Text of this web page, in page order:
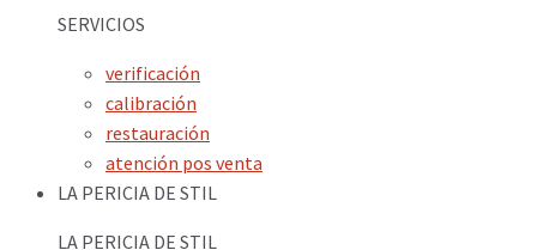
SERVICIOS
verificación
calibración
restauración
atención pos venta
LA PERICIA DE STIL
LA PERICIA DE STIL